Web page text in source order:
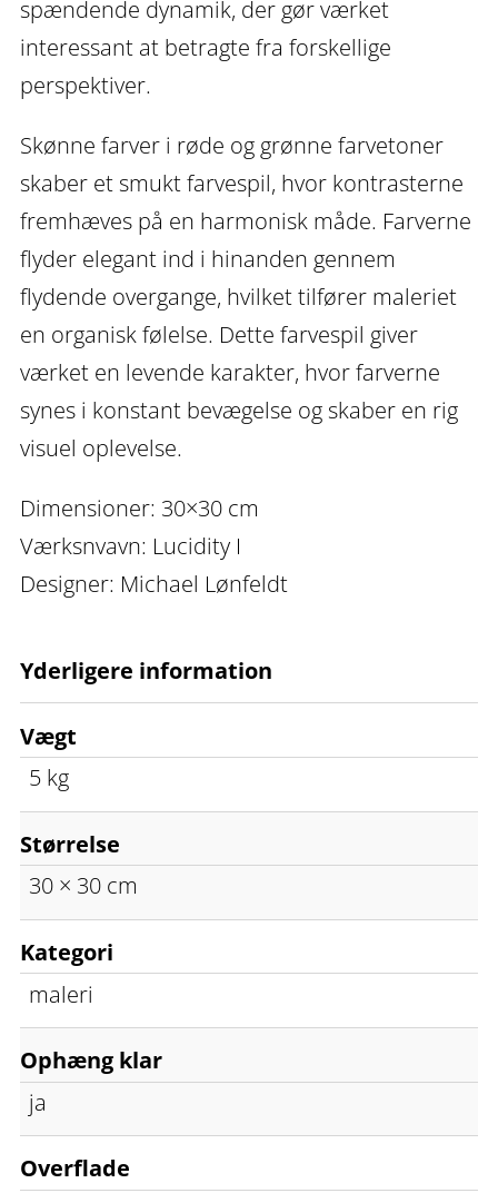
spændende dynamik, der gør værket
interessant at betragte fra forskellige
perspektiver.
Skønne farver i røde og grønne farvetoner
skaber et smukt farvespil, hvor kontrasterne
fremhæves på en harmonisk måde. Farverne
flyder elegant ind i hinanden gennem
flydende overgange, hvilket tilfører maleriet
en organisk følelse. Dette farvespil giver
værket en levende karakter, hvor farverne
synes i konstant bevægelse og skaber en rig
visuel oplevelse.
Dimensioner: 30×30 cm
Værksnvavn: Lucidity I
Designer: Michael Lønfeldt
Yderligere information
Vægt
5 kg
Størrelse
30 × 30 cm
Kategori
maleri
Ophæng klar
ja
Overflade